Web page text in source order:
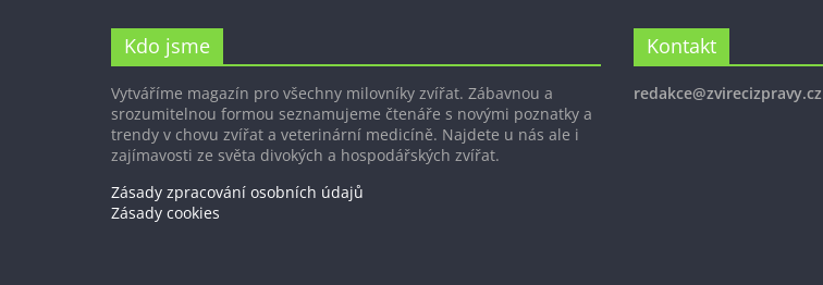
Kdo jsme
Vytváříme magazín pro všechny milovníky zvířat. Zábavnou a
srozumitelnou formou seznamujeme čtenáře s novými poznatky a
trendy v chovu zvířat a veterinární medicíně. Najdete u nás ale i
zajímavosti ze světa divokých a hospodářských zvířat.
Zásady zpracování osobních údajů
Zásady cookies
Kontakt
redakce@zvirecizpravy.cz